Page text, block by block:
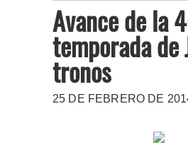
Avance de la
temporada de
tronos
25 DE FEBRERO DE